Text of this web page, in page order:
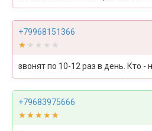
+79968151366
★★★★★
★★★★★
звонят по 10-12 раз в день. Кто -
+79683975666
★★★★★
★★★★★